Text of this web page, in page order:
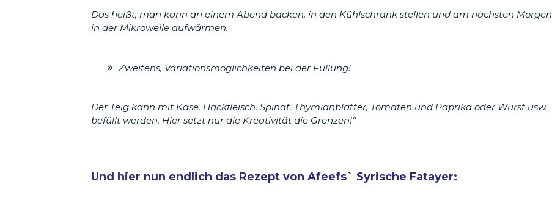
Das heißt, man kann an einem Abend backen, in den Kühlschrank stellen und am nächsten Morgen
in der Mikrowelle aufwärmen.
Zweitens, Variationsmöglichkeiten bei der Füllung!
Der Teig kann mit Käse, Hackfleisch, Spinat, Thymianblätter, Tomaten und Paprika oder Wurst usw.
befüllt werden. Hier setzt nur die Kreativität die Grenzen!“
Und hier nun endlich das Rezept von Afeefs` Syrische Fatayer: